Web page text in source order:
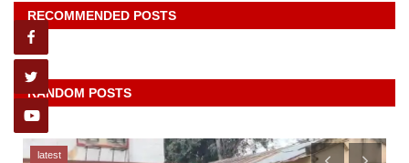
RECOMMENDED POSTS
RANDOM POSTS
latest